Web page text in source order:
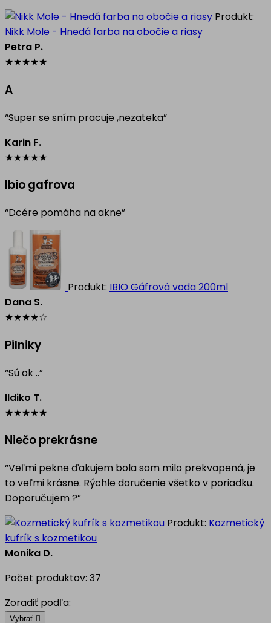
Produkt:
Nikk Mole - Hnedá farba na obočie a riasy
Petra P.
★★★★★
A
“Super se sním pracuje ,nezateka”
Karin F.
★★★★★
Ibio gafrova
“Dcére pomáha na akne”
Produkt: IBIO Gáfrová voda 200ml
Dana S.
★★★★☆
Pilniky
“Sú ok ..”
Ildiko T.
★★★★★
Niečo prekrásne
“Veľmi pekne ďakujem bola som milo prekvapená, je
to veľmi krásne. Rýchle doručenie všetko v poriadku.
Doporučujem ?”
Produkt: Kozmetický
kufrík s kozmetikou
Monika D.
Počet produktov: 37
Zoradiť podľa:
Vybrať 